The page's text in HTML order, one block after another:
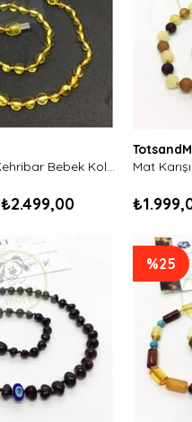
Limon Rengi Kehribar Bebek Kolyesi-Tam Yuvarlak Kesim
₺2.499,00
%25